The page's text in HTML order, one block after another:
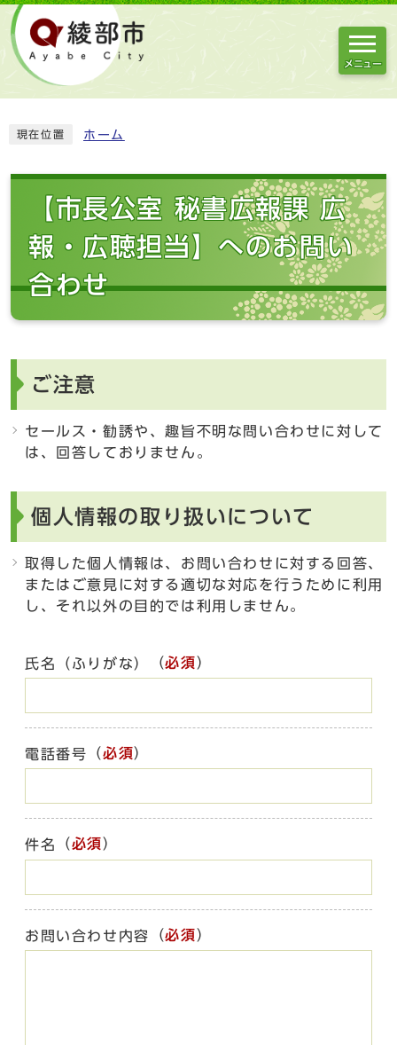
メニュー
現在位置 ホーム
【市長公室 秘書広報課 広
報・広聴担当】へのお問い
合わせ
ご注意
セールス・勧誘や、趣旨不明な問い合わせに対して
は、回答しておりません。
個人情報の取り扱いについて
取得した個人情報は、お問い合わせに対する回答、
またはご意見に対する適切な対応を行うために利用
し、それ以外の目的では利用しません。
氏名（ふりがな） （必須）
電話番号 （必須）
件名 （必須）
お問い合わせ内容 （必須）